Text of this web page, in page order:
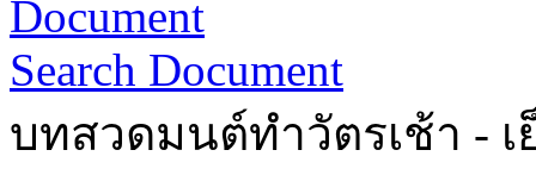
Search Document
บทสวดมนต์ทำวัตรเช้า - เ